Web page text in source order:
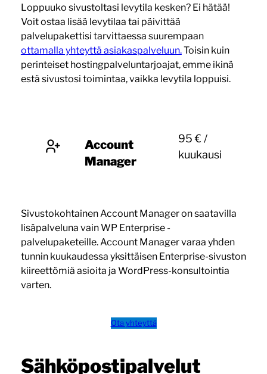
Loppuuko sivustoltasi levytila kesken? Ei hätää!
Voit ostaa lisää levytilaa tai päivittää
palvelupakettisi tarvittaessa suurempaan
ottamalla yhteyttä asiakaspalveluun.Toisin kuin
perinteiset hostingpalveluntarjoajat, emme ikinä
estä sivustosi toimintaa, vaikka levytila loppuisi.
Account
Manager
95 € /
kuukausi
Sivustokohtainen Account Manager on saatavilla
lisäpalveluna vain WP Enterprise -
palvelupaketeille. Account Manager varaa yhden
tunnin kuukaudessa yksittäisen Enterprise-sivuston
kiireettömiä asioita ja WordPress-konsultointia
varten.
Ota yhteyttä
Sähköpostipalvelut